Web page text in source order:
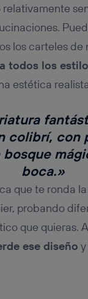
los carteles
todos los
estética
colibrí, con
boca.»
que te ronda
probando
que quieras.
ese diseño